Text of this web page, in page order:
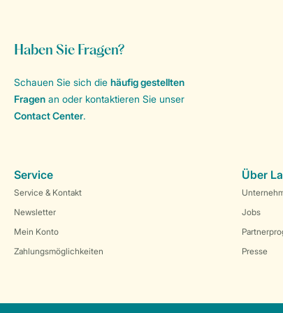
Haben Sie Fragen?
Schauen Sie sich die häufig gestellten
Fragen an oder kontaktieren Sie unser
Contact Center.
Service
Service & Kontakt
Newsletter
Mein Konto
Zahlungsmöglichkeiten
Über
Jobs
Presse